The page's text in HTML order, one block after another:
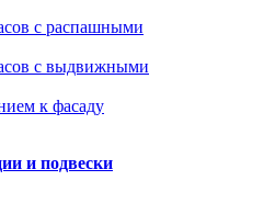
с распашными
с выдвижными
к фасаду
и подвески